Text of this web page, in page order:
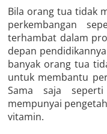
Bila orang tua tidak
perkembangan
terhambat dalam
depan
banyak orang tua
untuk membantu
Sama saja
mempunyai
vitamin.